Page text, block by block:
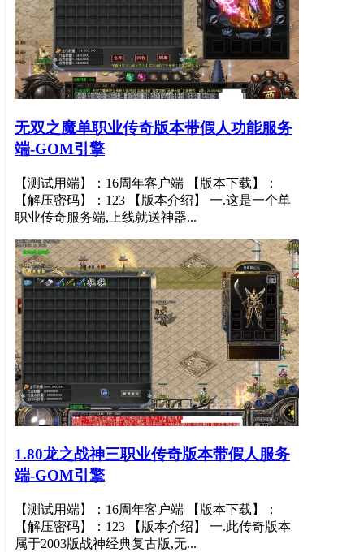
无双之魔单职业传奇版本带假人功能服务
端-GOM引擎
【测试用端】：16周年客户端 【版本下载】：
【解压密码】：123 【版本介绍】 一.这是一个单
职业传奇服务端,上线就送神器...
1.80龙之战神三职业传奇版本带假人服务
端-GOM引擎
【测试用端】：16周年客户端 【版本下载】：
【解压密码】：123 【版本介绍】 一.此传奇版本
属于2003版战神经典复古版,无...